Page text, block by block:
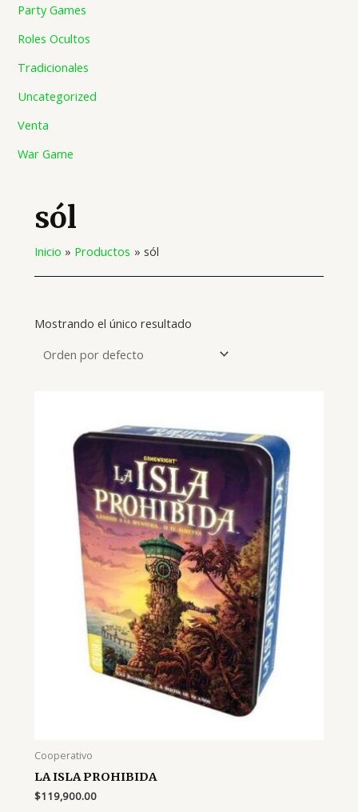
Party Games
Roles Ocultos
Tradicionales
Uncategorized
Venta
War Game
sól
Inicio Productos sól
Mostrando el único resultado
Cooperativo
LA ISLA PROHIBIDA
$119,900.00